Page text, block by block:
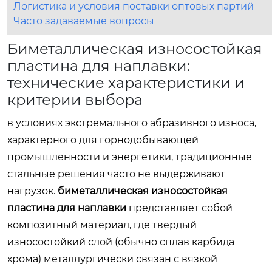
Логистика и условия поставки оптовых партий
Часто задаваемые вопросы
Биметаллическая износостойкая
пластина для наплавки:
технические характеристики и
критерии выбора
в условиях экстремального абразивного износа,
характерного для горнодобывающей
промышленности и энергетики, традиционные
стальные решения часто не выдерживают
нагрузок. биметаллическая износостойкая
пластина для наплавки представляет собой
композитный материал, где твердый
износостойкий слой (обычно сплав карбида
хрома) металлургически связан с вязкой